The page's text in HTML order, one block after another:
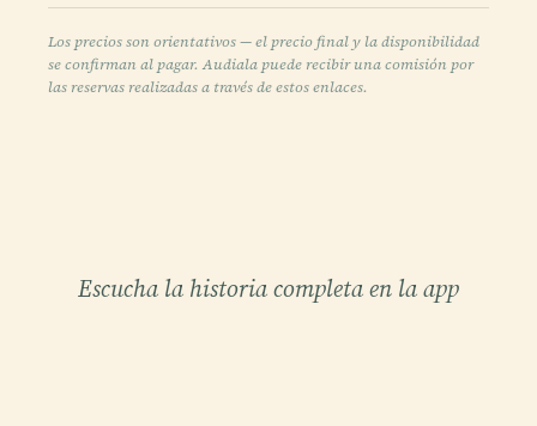
Los precios son orientativos — el precio final y la disponibilidad
se confirman al pagar. Audiala puede recibir una comisión por
las reservas realizadas a través de estos enlaces.
Escucha la historia completa en la app